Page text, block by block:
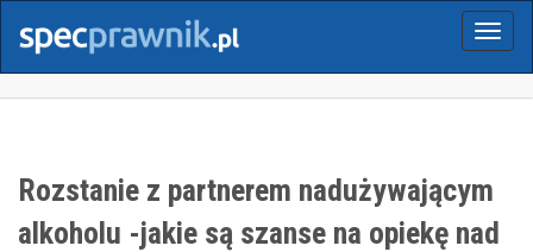
Menu
Rozstanie z partnerem nadużywającym
alkoholu -jakie są szanse na opiekę nad